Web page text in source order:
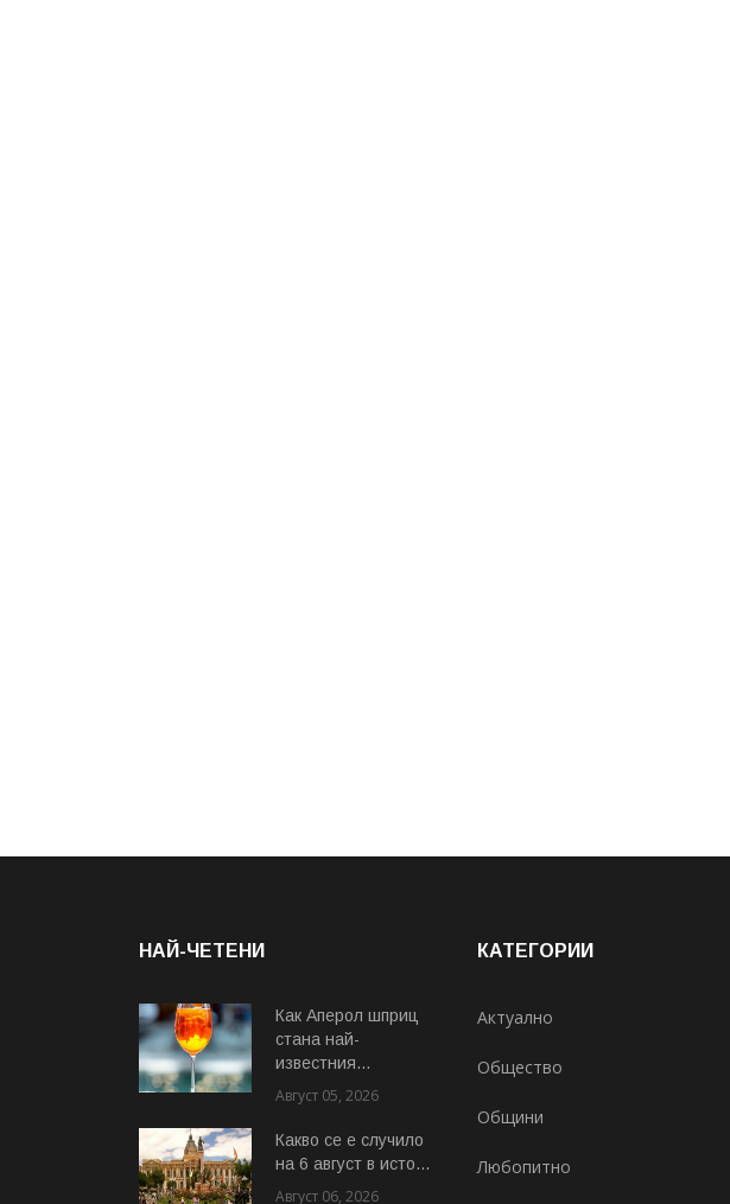
НАЙ-ЧЕТЕНИ
Как Аперол шприц
стана най-
известния...
Август 05, 2026
Какво се е случило
на 6 август в исто...
Август 06, 2026
КАТЕГОРИИ
Актуално
Общество
Общини
Любопитно